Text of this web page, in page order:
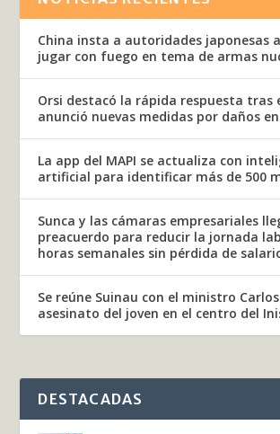
China insta a autoridades japonesas
jugar con fuego en tema de armas
Orsi destacó la rápida respuesta tras
anunció nuevas medidas por daños
La app del MAPI se actualiza con
artificial para identificar más de 500
Sunca y las cámaras empresariales
preacuerdo para reducir la jornada
horas semanales sin pérdida de
Se reúne Suinau con el ministro
asesinato del joven en el centro del
DESTACADAS